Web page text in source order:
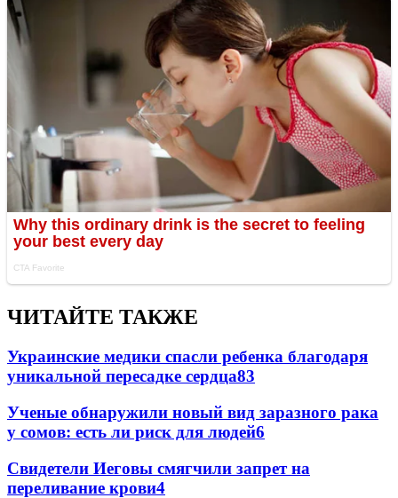
ЧИТАЙТЕ ТАКЖЕ
Украинские медики спасли ребенка благодаря
уникальной пересадке сердца83
Ученые обнаружили новый вид заразного рака
у сомов: есть ли риск для людей6
Свидетели Иеговы смягчили запрет на
переливание крови4